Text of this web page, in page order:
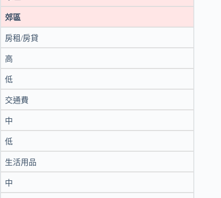
郊區
房租/房貸
高
低
交通費
中
低
生活用品
中